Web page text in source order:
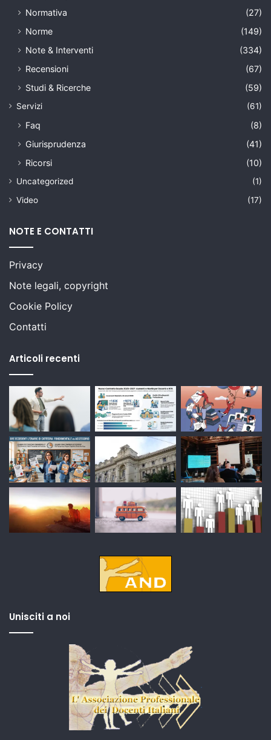
Normativa
(27)
Norme
(149)
Note & Interventi
(334)
Recensioni
(67)
Studi & Ricerche
(59)
Servizi (61)
Faq
(8)
Giurisprudenza
(41)
Ricorsi
(10)
Uncategorized
(1)
Video
(17)
NOTE E CONTATTI
Privacy
Note legali, copyright
Cookie Policy
Contatti
Articoli recenti
Unisciti a noi